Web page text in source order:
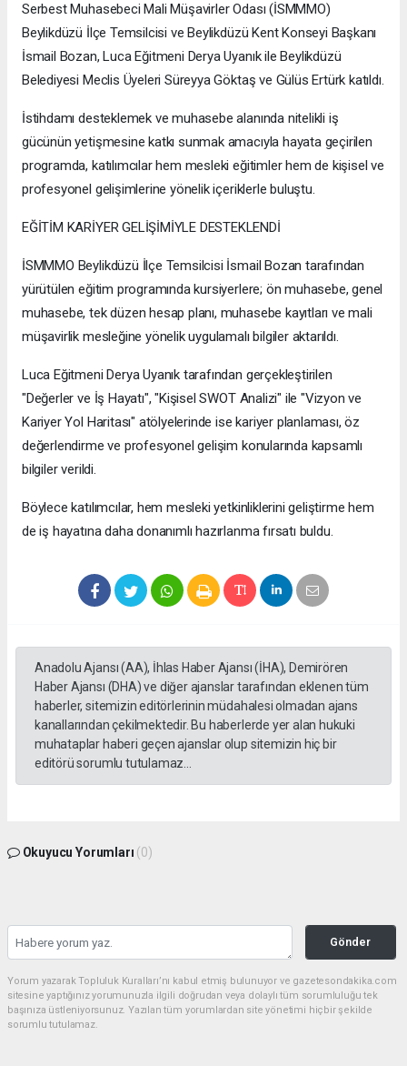
Serbest Muhasebeci Mali Müşavirler Odası (İSMMMO)
Beylikdüzü İlçe Temsilcisi ve Beylikdüzü Kent Konseyi Başkanı
İsmail Bozan, Luca Eğitmeni Derya Uyanık ile Beylikdüzü
Belediyesi Meclis Üyeleri Süreyya Göktaş ve Gülüs Ertürk katıldı.
İstihdamı desteklemek ve muhasebe alanında nitelikli iş
gücünün yetişmesine katkı sunmak amacıyla hayata geçirilen
programda, katılımcılar hem mesleki eğitimler hem de kişisel ve
profesyonel gelişimlerine yönelik içeriklerle buluştu.
EĞİTİM KARİYER GELİŞİMİYLE DESTEKLENDİ
İSMMMO Beylikdüzü İlçe Temsilcisi İsmail Bozan tarafından
yürütülen eğitim programında kursiyerlere; ön muhasebe, genel
muhasebe, tek düzen hesap planı, muhasebe kayıtları ve mali
müşavirlik mesleğine yönelik uygulamalı bilgiler aktarıldı.
Luca Eğitmeni Derya Uyanık tarafından gerçekleştirilen
"Değerler ve İş Hayatı", "Kişisel SWOT Analizi" ile "Vizyon ve
Kariyer Yol Haritası" atölyelerinde ise kariyer planlaması, öz
değerlendirme ve profesyonel gelişim konularında kapsamlı
bilgiler verildi.
Böylece katılımcılar, hem mesleki yetkinliklerini geliştirme hem
de iş hayatına daha donanımlı hazırlanma fırsatı buldu.
Anadolu Ajansı (AA), İhlas Haber Ajansı (İHA), Demirören
Haber Ajansı (DHA) ve diğer ajanslar tarafından eklenen tüm
haberler, sitemizin editörlerinin müdahalesi olmadan ajans
kanallarından çekilmektedir. Bu haberlerde yer alan hukuki
muhataplar haberi geçen ajanslar olup sitemizin hiç bir
editörü sorumlu tutulamaz...
Okuyucu Yorumları (0)
Gönder
Yorum yazarak Topluluk Kuralları’nı kabul etmiş bulunuyor ve gazetesondakika.com
sitesine yaptığınız yorumunuzla ilgili doğrudan veya dolaylı tüm sorumluluğu tek
başınıza üstleniyorsunuz. Yazılan tüm yorumlardan site yönetimi hiçbir şekilde
sorumlu tutulamaz.